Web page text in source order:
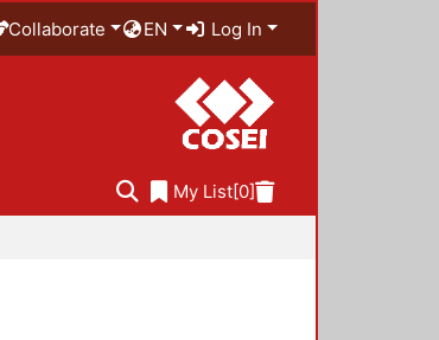
Collaborate EN Log In
My List[0]